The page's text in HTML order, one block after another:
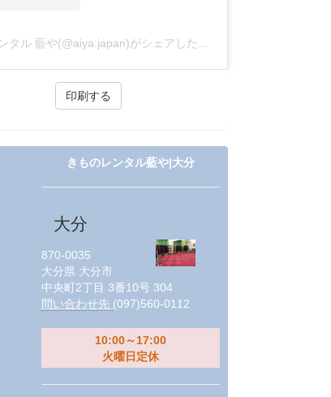
着物レンタル 藍や(@aiya.japan)がシェアした投稿
きものレンタル藍や|大分
大分
870-0035
大分県 大分市
中央町2丁目 3番10号 304
問い合わせ先 (097)560-0112
10:00～17:00
火曜日定休